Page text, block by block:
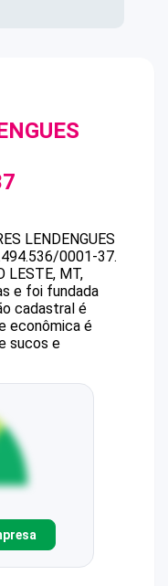
LENDENGUES
0001-37.
LESTE, MT,
e foi fundada
cadastral é
econômica é
sucos e